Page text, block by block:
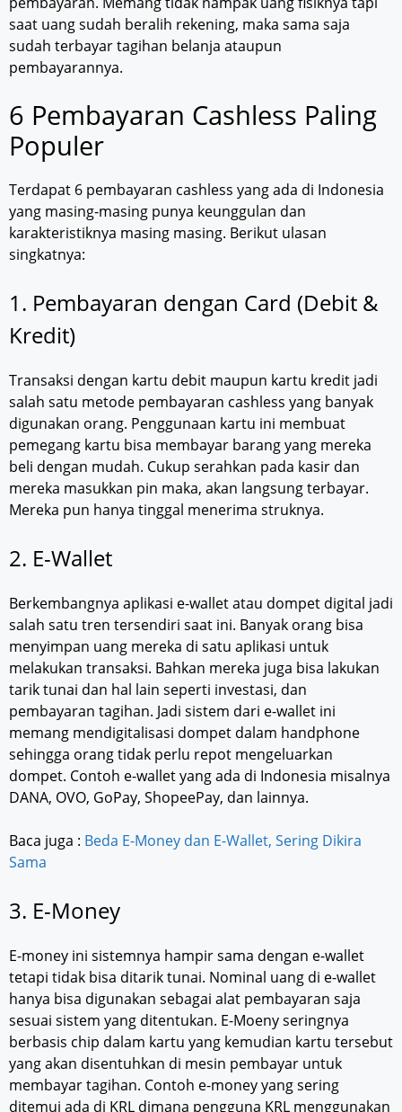
saat uang sudah beralih rekening, maka sama saja
sudah terbayar tagihan belanja ataupun
pembayarannya.
6 Pembayaran Cashless Paling
Populer
Terdapat 6 pembayaran cashless yang ada di Indonesia
yang masing-masing punya keunggulan dan
karakteristiknya masing masing. Berikut ulasan
singkatnya:
1. Pembayaran dengan Card (Debit &
Kredit)
Transaksi dengan kartu debit maupun kartu kredit jadi
salah satu metode pembayaran cashless yang banyak
digunakan orang. Penggunaan kartu ini membuat
pemegang kartu bisa membayar barang yang mereka
beli dengan mudah. Cukup serahkan pada kasir dan
mereka masukkan pin maka, akan langsung terbayar.
Mereka pun hanya tinggal menerima struknya.
2. E-Wallet
Berkembangnya aplikasi e-wallet atau dompet digital jadi
salah satu tren tersendiri saat ini. Banyak orang bisa
menyimpan uang mereka di satu aplikasi untuk
melakukan transaksi. Bahkan mereka juga bisa lakukan
tarik tunai dan hal lain seperti investasi, dan
pembayaran tagihan. Jadi sistem dari e-wallet ini
memang mendigitalisasi dompet dalam handphone
sehingga orang tidak perlu repot mengeluarkan
dompet. Contoh e-wallet yang ada di Indonesia misalnya
DANA, OVO, GoPay, ShopeePay, dan lainnya.
Baca juga : Beda E-Money dan E-Wallet, Sering Dikira
Sama
3. E-Money
E-money ini sistemnya hampir sama dengan e-wallet
tetapi tidak bisa ditarik tunai. Nominal uang di e-wallet
hanya bisa digunakan sebagai alat pembayaran saja
sesuai sistem yang ditentukan. E-Moeny seringnya
berbasis chip dalam kartu yang kemudian kartu tersebut
yang akan disentuhkan di mesin pembayar untuk
membayar tagihan. Contoh e-money yang sering
ditemui ada di KRL dimana pengguna KRL menggunakan